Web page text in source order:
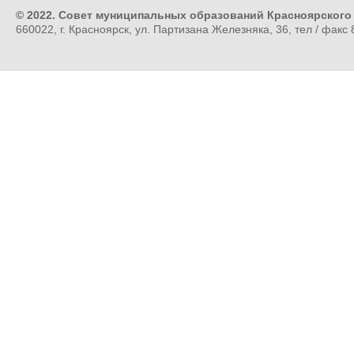
© 2022. Совет муниципальных образований Красноярского
660022, г. Красноярск, ул. Партизана Железняка, 36, тел /